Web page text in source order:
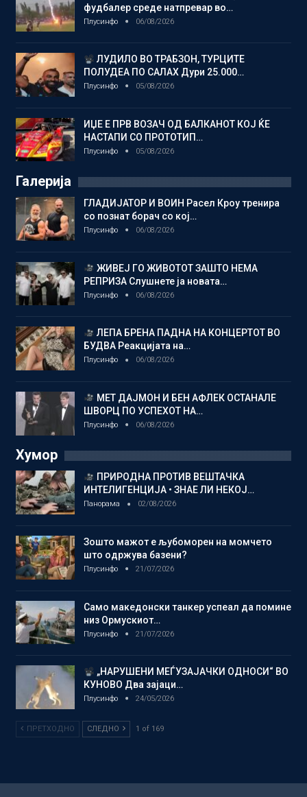
фудбалер среде натпревар во…
Плусинфо 06/08/2026
ЛУДИЛО ВО ТРАБЗОН, ТУРЦИТЕ
ПОЛУДЕА ПО САЛАХ Дури 25.000…
Плусинфо 05/08/2026
ИЏЕ Е ПРВ ВОЗАЧ ОД БАЛКАНОТ КОЈ ЌЕ
НАСТАПИ СО ПРОТОТИП…
Плусинфо 05/08/2026
Галерија
ГЛАДИЈАТОР И ВОИН Расел Кроу тренира
со познат борач со кој…
Плусинфо 06/08/2026
ЖИВЕЈ ГО ЖИВОТОТ ЗАШТО НЕМА
РЕПРИЗА Слушнете ја новата…
Плусинфо 06/08/2026
ЛЕПА БРЕНА ПАДНА НА КОНЦЕРТОТ ВО
БУДВА Реакцијата на…
Плусинфо 06/08/2026
МЕТ ДАЈМОН И БЕН АФЛЕК ОСТАНАЛЕ
ШВОРЦ ПО УСПЕХОТ НА…
Плусинфо 06/08/2026
Хумор
ПРИРОДНА ПРОТИВ ВЕШТАЧКА
ИНТЕЛИГЕНЦИЈА • ЗНАЕ ЛИ НЕКОЈ…
Панорама 02/08/2026
Зошто мажот е љубоморен на момчето
што одржува базени?
Плусинфо 21/07/2026
Само македонски танкер успеал да помине
низ Ормускиот…
Плусинфо 21/07/2026
„НАРУШЕНИ МЕЃУЗАЈАЧКИ ОДНОСИ“ ВО
КУНОВО Два зајаци…
Плусинфо 24/05/2026
ПРЕТХОДНО СЛЕДНО 1 of 169